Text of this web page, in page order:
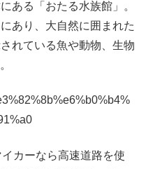
ある「おたる水族館」。
あり、大自然に囲まれた
れている魚や動物、生物
カーなら高速道路を使